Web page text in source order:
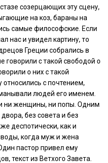
созерцающих эту сцену,
на коз, бараны на
самые философские. Если
нас и увидел картину, то
Греции собрались в
говорили с такой свободой о
о них с такой
с почтением,
людей его именем.
ни женщины, ни попы. Одним
без совета и без
деспотически, как и
когда муж и жена
пастор привел ему
текст из Ветхого Завета.